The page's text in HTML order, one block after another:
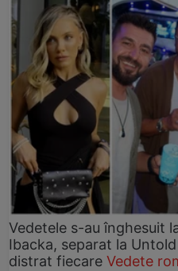
Vedetele s-au înghesuit
Ibacka, separat la
distrat fiecare Vedete